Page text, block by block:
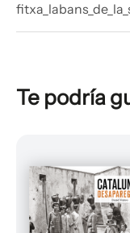
Te podría